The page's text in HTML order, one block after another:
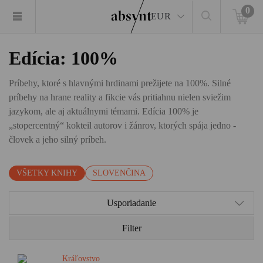
EUR
0
Edícia: 100%
Príbehy, ktoré s hlavnými hrdinami prežijete na 100%. Silné
príbehy na hrane reality a fikcie vás pritiahnu nielen sviežim
jazykom, ale aj aktuálnymi témami. Edícia 100% je
„stopercentný“ kokteil autorov i žánrov, ktorých spája jedno -
človek a jeho silný príbeh.
VŠETKY KNIHY SLOVENČINA
Usporiadanie
Filter